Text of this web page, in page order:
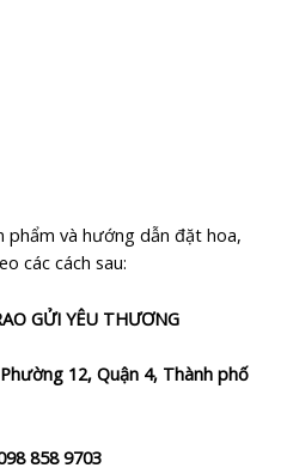
và hướng dẫn đặt hoa,
các cách sau:
GỬI YÊU THƯƠNG
12, Quận 4, Thành phố
858 9703